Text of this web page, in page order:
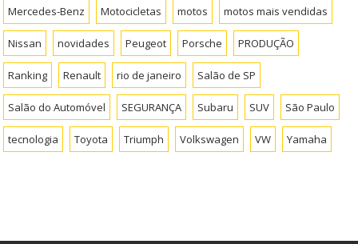
Mercedes-Benz Motocicletas motos motos mais vendidas
Nissan novidades Peugeot Porsche PRODUÇÃO
Ranking Renault rio de janeiro Salão de SP
Salão do Automóvel SEGURANÇA Subaru SUV São Paulo
tecnologia Toyota Triumph Volkswagen VW Yamaha